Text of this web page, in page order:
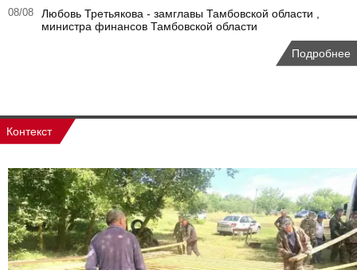
08/08
Любовь Третьякова - замглавы Тамбовской области ,
министра финансов Тамбовской области
Подробнее
Контекст